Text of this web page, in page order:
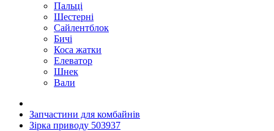
Пальці
Шестерні
Сайлентблок
Бичі
Коса жатки
Елеватор
Шнек
Вали
Запчастини для комбайнів
Зірка приводу 503937